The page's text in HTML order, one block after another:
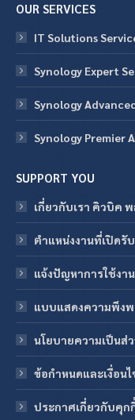
OUR SERVICES
IT Solutions
Synology Expert
Synology
Synology Premier
SUPPORT YOU
เกี่ยวกับเรา คิวบิค
ตำแหน่งงานที่เปิดรั
แจ้งปัญหาการใช้งาน
แบบแสดงความพึงพ
นโยบายความเป็นส่
ข้อกําหนดและเงื่อนไ
ประกาศเกี่ยวกับคุก